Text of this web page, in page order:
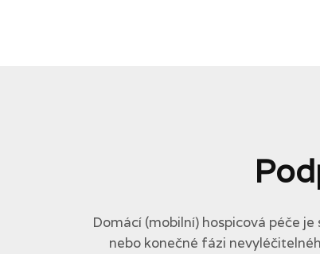
Domácí (mobilní) hospicová péče
nebo konečné fázi